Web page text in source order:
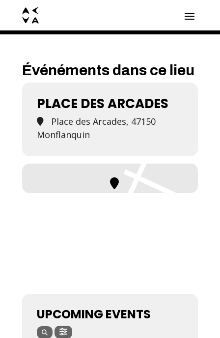
Événéments dans ce lieu
PLACE DES ARCADES
Place des Arcades, 47150
Monflanquin
UPCOMING EVENTS